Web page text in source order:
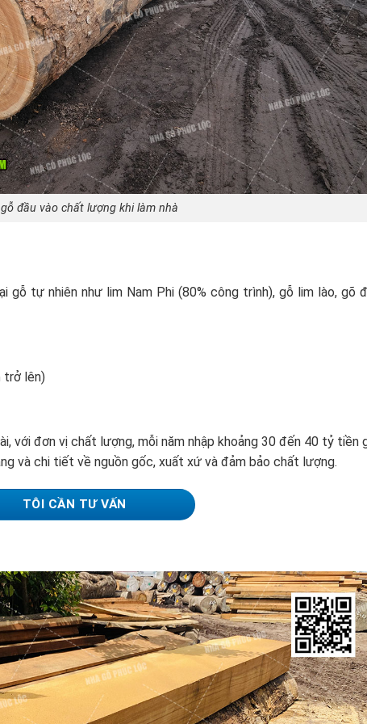
đầu vào chất lượng khi làm nhà
gỗ tự nhiên như lim Nam Phi (80% công trình), gỗ lim lào, gõ
trở lên)
với đơn vị chất lượng, mỗi năm nhập khoảng 30 đến 40 tỷ tiền
và chi tiết về nguồn gốc, xuất xứ và đảm bảo chất lượng.
TÔI CẦN TƯ VẤN